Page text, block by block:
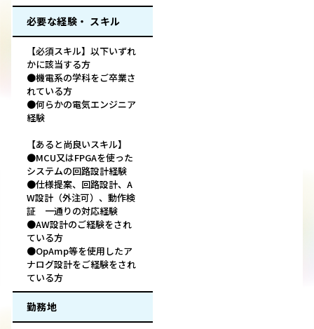
必要な経験・ スキル
【必須スキル】以下いずれ
かに該当する方
●機電系の学科をご卒業さ
れている方
●何らかの電気エンジニア
経験
【あると尚良いスキル】
●MCU又はFPGAを使った
システムの回路設計経験
●仕様提案、回路設計、A
W設計（外注可）、動作検
証 一通りの対応経験
●AW設計のご経験をされ
ている方
●OpAmp等を使用したア
ナログ設計をご経験をされ
ている方
勤務地